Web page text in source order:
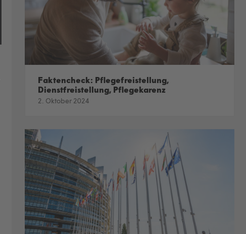
Faktencheck: Pflegefreistellung,
Dienstfreistellung, Pflegekarenz
2. Oktober 2024